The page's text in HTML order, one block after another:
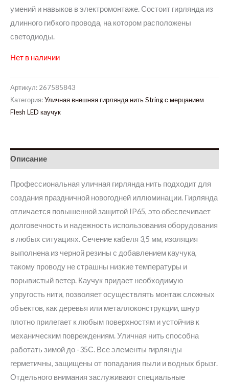
умений и навыков в электромонтаже. Состоит гирлянда из
длинного гибкого провода, на котором расположены
светодиоды.
Нет в наличии
Артикул: 267585843
Категория:Уличная внешняя гирлянда нить String с мерцанием
Flesh LED каучук
Описание
Профессиональная уличная гирлянда нить подходит для
создания праздничной новогодней иллюминации. Гирлянда
отличается повышенной защитой IP65, это обеспечивает
долговечность и надежность использования оборудования
в любых ситуациях. Сечение кабеля 3,5 мм, изоляция
выполнена из черной резины с добавлением каучука,
такому проводу не страшны низкие температуры и
порывистый ветер. Каучук придает необходимую
упругость нити, позволяет осуществлять монтаж сложных
объектов, как деревья или металлоконструкции, шнур
плотно прилегает к любым поверхностям и устойчив к
механическим повреждениям. Уличная нить способна
работать зимой до -35С. Все элементы гирлянды
герметичны, защищены от попадания пыли и водных брызг.
Отдельного внимания заслуживают специальные